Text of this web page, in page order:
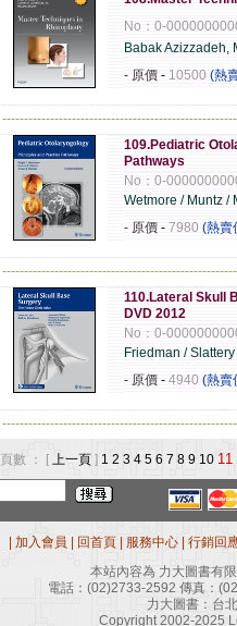
No：0-
Babak Azizzadeh,
- 原價 - 10500 (熱
109.Pediatric
Pathways
No：0-
Wetmore / Muntz /
- 原價 - 7980 (熱賣
110.Lateral Skull
DVD 2012
No：0-
Friedman /
- 原價 - 4940 (熱賣
頁數 ： [ 上一頁 ] 1 2 3 4 5 6 7 8 9 10 11
加入會員 回首頁 服務中心
行銷回
本站內容為 力大圖書有
電話： (02)2733-2592 傳真：
力大圖書：台
Copyright 2002-2025